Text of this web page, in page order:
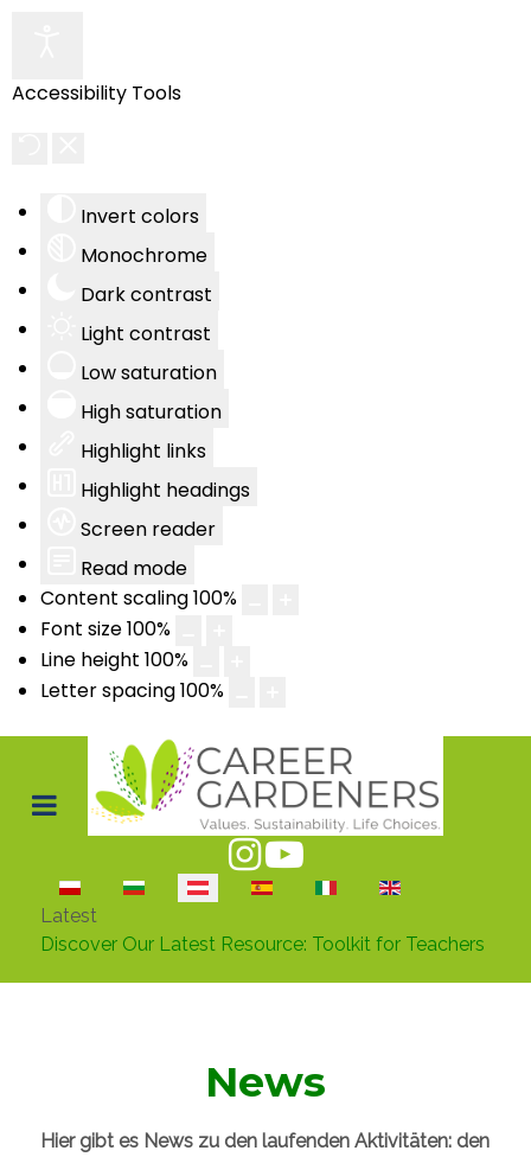
Accessibility Tools
Invert colors
Monochrome
Dark contrast
Light contrast
Low saturation
High saturation
Highlight links
Highlight headings
Screen reader
Read mode
Content scaling100%
Font size100%
Line height 100%
Letter spacing100%
Sprache auswählen
Latest
Discover Our Latest Resource: Toolkit for Teachers
News
Hier gibt es News zu den laufenden Aktivitäten: den